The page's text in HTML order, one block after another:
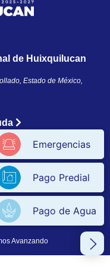
de Huixquilucan
Estado de México,
el sitio, nosotros te
Avanzando
Pago de Agua
Pago Predial
Emergencias